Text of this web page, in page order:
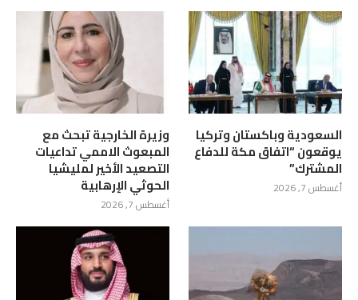
السعودية وباكستان وتركيا
يوقعون “اتفاق مكة للدفاع
المشترك”
أغسطس 7, 2026
وزيرة الخارجية تبحث مع
المبعوث الاممي تداعيات
التصعيد الأخير لمليشيا
الحوثي الإرهابية
أغسطس 7, 2026